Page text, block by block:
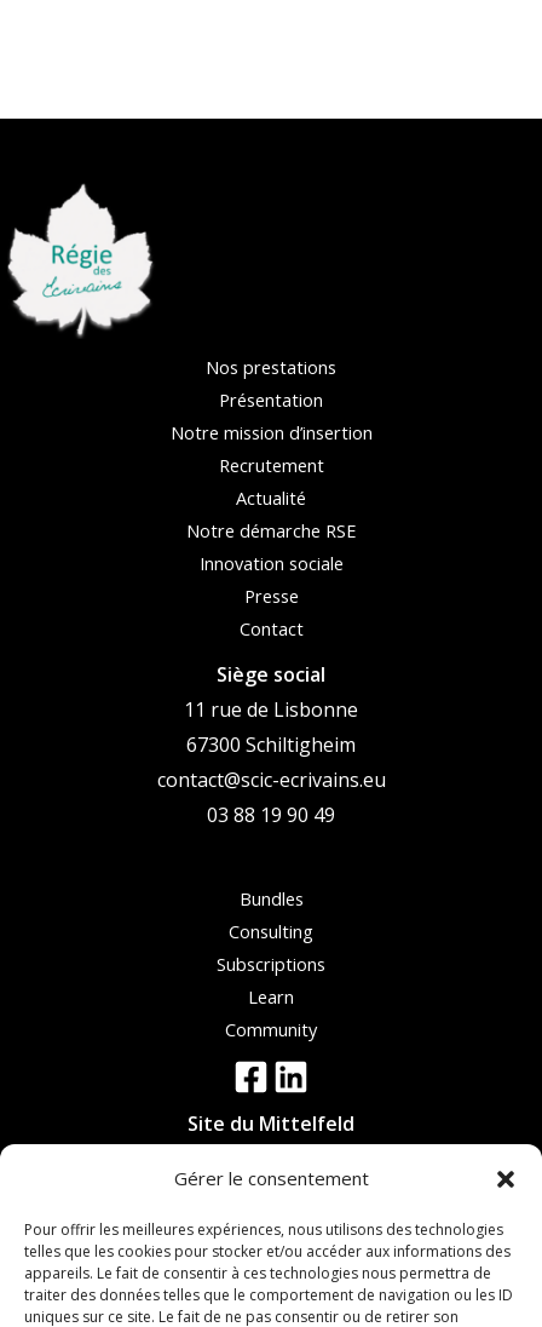
Gérer le consentement
Pour offrir les meilleures expériences, nous utilisons des technologies
telles que les cookies pour stocker et/ou accéder aux informations des
appareils. Le fait de consentir à ces technologies nous permettra de
traiter des données telles que le comportement de navigation ou les ID
uniques sur ce site. Le fait de ne pas consentir ou de retirer son
Nos prestations
Présentation
Notre mission d’insertion
Recrutement
Actualité
Notre démarche RSE
Innovation sociale
Presse
Contact
Siège social
11 rue de Lisbonne
67300 Schiltigheim
contact@scic-ecrivains.eu
03 88 19 90 49
Bundles
Consulting
Subscriptions
Learn
Community
Site du Mittelfeld
67300 Schiltigheim
Site de Haguenau
6 rue de l'Ecorçage
67590 Schweighouse-sur-Moder